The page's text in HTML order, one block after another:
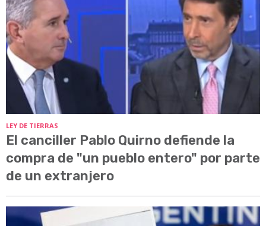
LEY DE TIERRAS
El canciller Pablo Quirno defiende la
compra de "un pueblo entero" por parte
de un extranjero